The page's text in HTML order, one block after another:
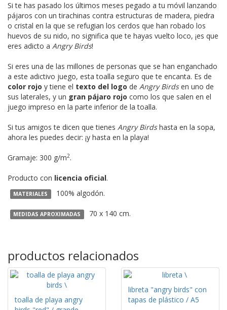
Si te has pasado los últimos meses pegado a tu móvil lanzando
pájaros con un tirachinas contra estructuras de madera, piedra
o cristal en la que se refugian los cerdos que han robado los
huevos de su nido, no significa que te hayas vuelto loco, ¡es que
eres adicto a Angry Birds!
Si eres una de las millones de personas que se han enganchado
a este adictivo juego, esta toalla seguro que te encanta. Es de
color rojo y tiene el texto del logo de Angry Birdsen uno de
sus laterales, y un gran pájaro rojo como los que salen en el
juego impreso en la parte inferior de la toalla.
Si tus amigos te dicen que tienes Angry Birdshasta en la sopa,
ahora les puedes decir: ¡y hasta en la playa!
Gramaje: 300 g/m2.
Producto con licencia oficial.
MATERIALES 100% algodón.
MEDIDAS APROXIMADAS 70 x 140 cm.
productos relacionados
toalla de playa angry
libreta "angry birds" con
tapas de plástico / A5